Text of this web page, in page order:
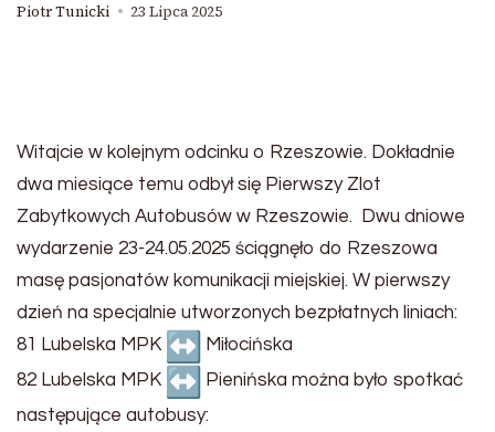
Piotr Tunicki 23 Lipca 2025
Witajcie w kolejnym odcinku o Rzeszowie. Dokładnie
dwa miesiące temu odbył się Pierwszy Zlot
Zabytkowych Autobusów w Rzeszowie. Dwu dniowe
wydarzenie 23-24.05.2025 ściągnęło do Rzeszowa
masę pasjonatów komunikacji miejskiej. W pierwszy
dzień na specjalnie utworzonych bezpłatnych liniach:
81 Lubelska MPK
Miłocińska
82 Lubelska MPK
Pienińska można było spotkać
następujące autobusy: